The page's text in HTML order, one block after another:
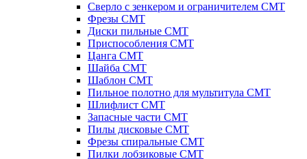
Сверло с зенкером и ограничителем CMT
Фрезы CMT
Диски пильные CMT
Приспособления СМТ
Цанга CMT
Шайба CMT
Шаблон CMT
Пильное полотно для мультитула CMT
Шлифлист CMT
Запасные части CMT
Пилы дисковые CMT
Фрезы спиральные CMT
Пилки лобзиковые СМТ